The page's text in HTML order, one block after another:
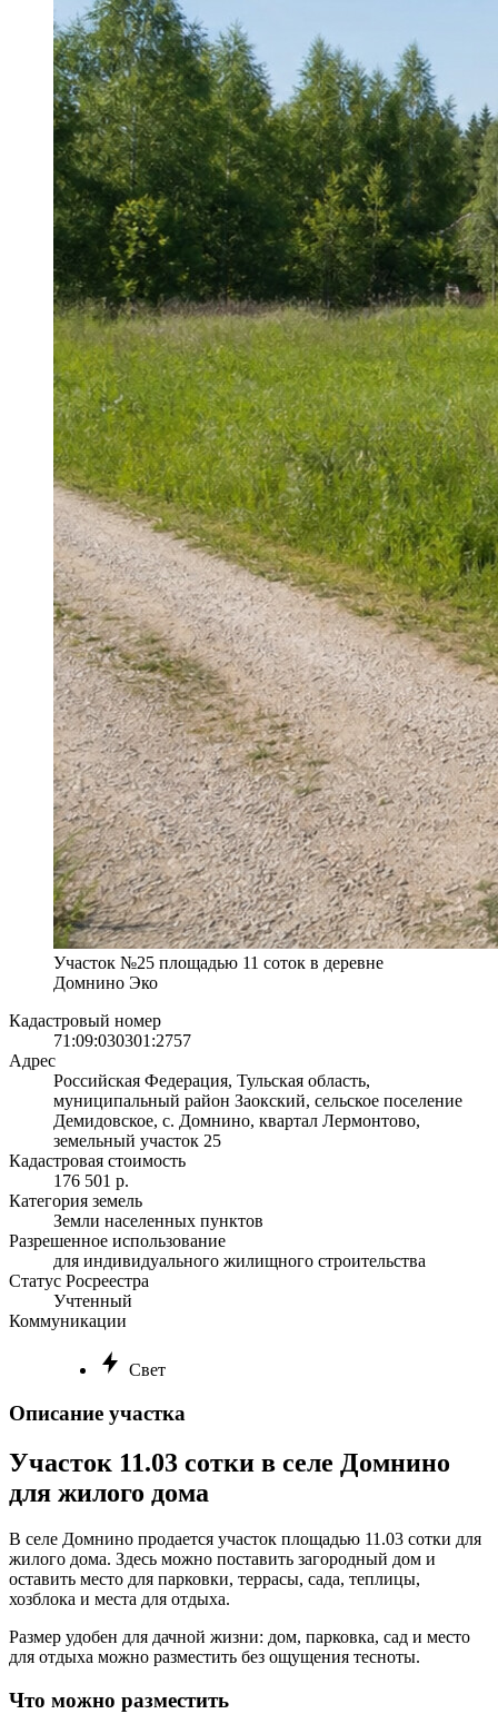
Участок №25 площадью 11 соток в деревне
Домнино Эко
Кадастровый номер
71:09:030301:2757
Адрес
Российская Федерация, Тульская область,
муниципальный район Заокский, сельское поселение
Демидовское, с. Домнино, квартал Лермонтово,
земельный участок 25
Кадастровая стоимость
176 501 р.
Категория земель
Земли населенных пунктов
Разрешенное использование
для индивидуального жилищного строительства
Статус Росреестра
Учтенный
Коммуникации
Свет
Описание участка
Участок 11.03 сотки в селе Домнино
для жилого дома
В селе Домнино продается участок площадью 11.03 сотки для
жилого дома. Здесь можно поставить загородный дом и
оставить место для парковки, террасы, сада, теплицы,
хозблока и места для отдыха.
Размер удобен для дачной жизни: дом, парковка, сад и место
для отдыха можно разместить без ощущения тесноты.
Что можно разместить